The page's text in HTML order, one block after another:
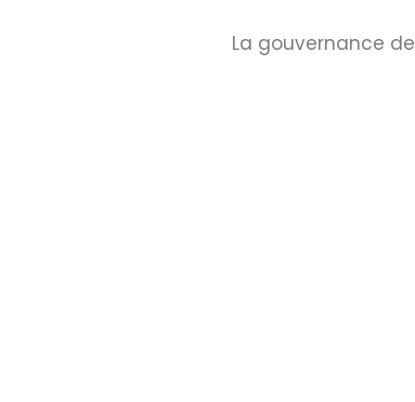
La gouvernance de